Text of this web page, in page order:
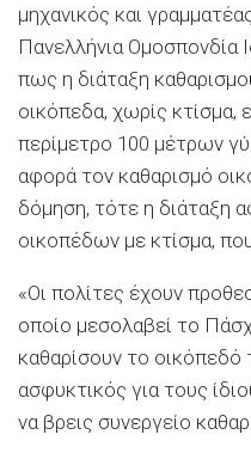
μηχανικός και
Πανελλήνια Ομοσπονδία
πως η διάταξη
οικόπεδα, χωρίς κτίσμα,
περίμετρο 100 μέτρων
αφορά τον καθαρισμό
δόμηση, τότε η διάταξη
οικοπέδων με κτίσμα, που
«Οι πολίτες έχουν
οποίο μεσολαβεί το
καθαρίσουν το οικόπεδό
ασφυκτικός για τους
να βρεις συνεργείο